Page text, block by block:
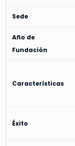
Sede
Año de
Fundación
Características
Éxito